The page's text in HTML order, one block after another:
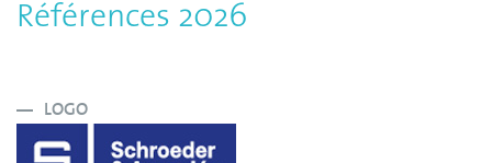
Références 2026
LOGO